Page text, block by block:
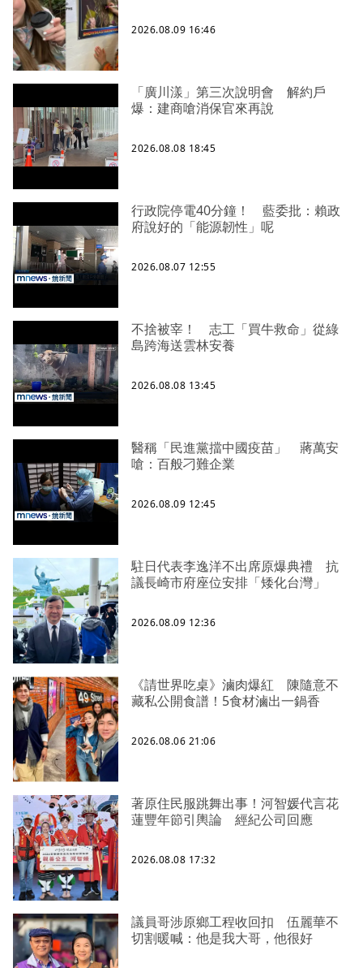
2026.08.09 16:46
「廣川漾」第三次說明會 解約戶
爆：建商嗆消保官來再說
2026.08.08 18:45
行政院停電40分鐘！ 藍委批：賴政
府說好的「能源韌性」呢
2026.08.07 12:55
不捨被宰！ 志工「買牛救命」從綠
島跨海送雲林安養
2026.08.08 13:45
醫稱「民進黨擋中國疫苗」 蔣萬安
嗆：百般刁難企業
2026.08.09 12:45
駐日代表李逸洋不出席原爆典禮 抗
議長崎市府座位安排「矮化台灣」
2026.08.09 12:36
《請世界吃桌》滷肉爆紅 陳隨意不
藏私公開食譜！5食材滷出一鍋香
2026.08.06 21:06
著原住民服跳舞出事！河智媛代言花
蓮豐年節引輿論 經紀公司回應
2026.08.08 17:32
議員哥涉原鄉工程收回扣 伍麗華不
切割暖喊：他是我大哥，他很好